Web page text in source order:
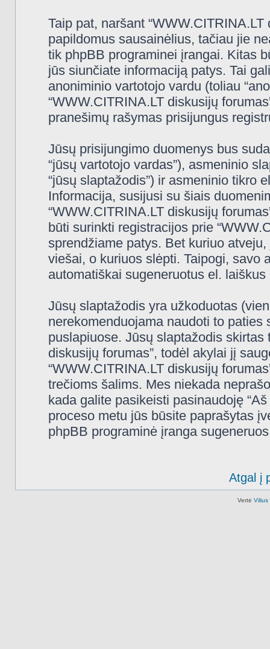
Taip pat, naršant
papildomus sausainėlius, tačiau jie
tik phpBB programinei įrangai. Kitas
jūs siunčiate informaciją patys. Tai
anoniminio vartotojo vardu (toliau
“WWW.CITRINA.LT diskusijų
pranešimų rašymas prisijungus
Jūsų prisijungimo duomenys bus
“jūsų vartotojo vardas”), asmeninio
“jūsų slaptažodis”) ir asmeninio tikro
Informacija, susijusi su šiais
“WWW.CITRINA.LT diskusijų
būti surinkti registracijos prie
sprendžiame patys. Bet kuriuo
viešai, o kuriuos slėpti. Taipogi, savo
automatiškai sugeneruotus el.
Jūsų slaptažodis yra užkoduotas
nerekomenduojama naudoti to
puslapiuose. Jūsų slaptažodis
diskusijų forumas”, todėl akylai jį
“WWW.CITRINA.LT diskusijų
trečioms šalims. Mes niekada
kada galite pasikeisti pasinaudoję
proceso metu jūs būsite paprašytas
phpBB programinė įranga
Atgal į
Vertė Vilius